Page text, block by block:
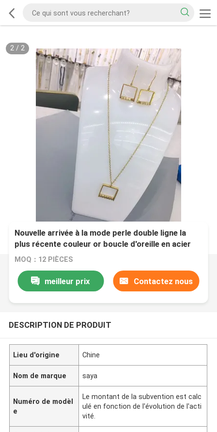
2/ 2
Nouvelle arrivée à la mode perle double ligne la
plus récente couleur or boucle d'oreille en acier
inoxydable, collier, bracelet pour dame
MOQ：12 PIÈCES
meilleur prix Contactez nous
DESCRIPTION DE PRODUIT
Lieu d'origine Chine
Nom de marque saya
Numéro de modèl
e
Le montant de la subvention est calc
ulé en fonction de l'évolution de l'acti
vité.